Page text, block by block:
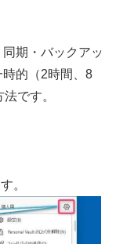
期・バックアッ
的（2時間、8
です。
。